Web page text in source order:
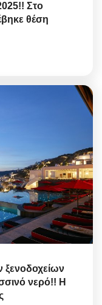
Στο
θέση
ξενοδοχείων
νερό!! Η